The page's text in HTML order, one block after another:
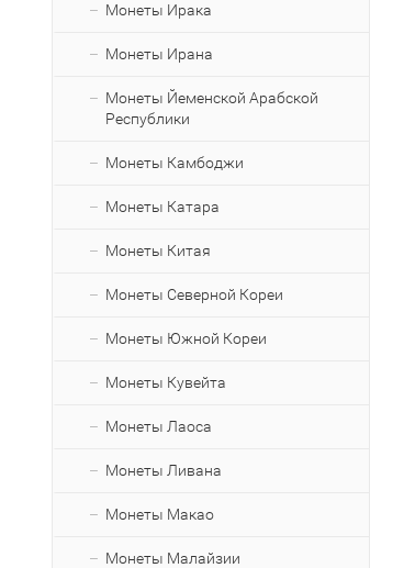
Монеты Ирака
Монеты Ирана
Монеты Йеменской Арабской
Республики
Монеты Камбоджи
Монеты Катара
Монеты Китая
Монеты Северной Кореи
Монеты Южной Кореи
Монеты Кувейта
Монеты Лаоса
Монеты Ливана
Монеты Макао
Монеты Малайзии